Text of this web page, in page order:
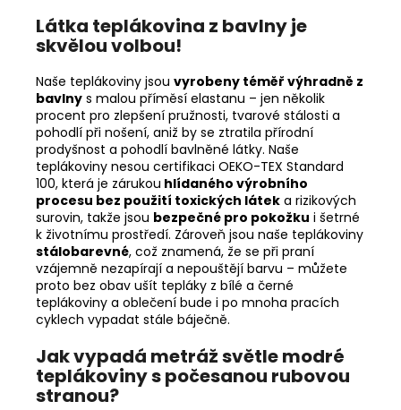
Látka teplákovina z bavlny je
skvělou volbou!
Naše teplákoviny jsou vyrobeny téměř výhradně z
bavlny s malou příměsí elastanu – jen několik
procent pro zlepšení pružnosti, tvarové stálosti a
pohodlí při nošení, aniž by se ztratila přírodní
prodyšnost a pohodlí bavlněné látky. Naše
teplákoviny nesou certifikaci OEKO-TEX Standard
100, která je zárukou hlídaného výrobního
procesu bez použití toxických látek a rizikových
surovin, takže jsou bezpečné pro pokožku i šetrné
k životnímu prostředí. Zároveň jsou naše teplákoviny
stálobarevné, což znamená, že se při praní
vzájemně nezapírají a nepouštějí barvu – můžete
proto bez obav ušít tepláky z bílé a černé
teplákoviny a oblečení bude i po mnoha pracích
cyklech vypadat stále báječně.
Jak vypadá metráž světle modré
teplákoviny s počesanou rubovou
stranou?